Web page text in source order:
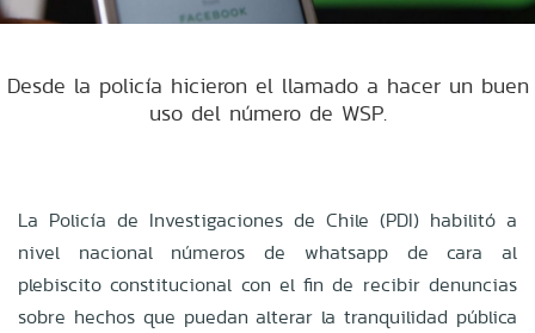
Desde la policía hicieron el llamado a hacer un buen
uso del número de WSP.
La Policía de Investigaciones de Chile (PDI) habilitó a
nivel nacional números de whatsapp de cara al
plebiscito constitucional con el fin de recibir denuncias
sobre hechos que puedan alterar la tranquilidad pública